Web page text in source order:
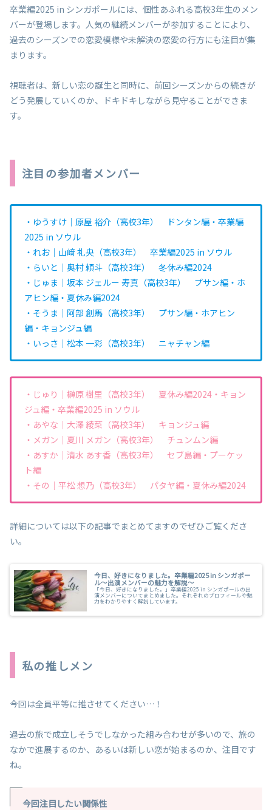
卒業編2025 in シンガポールには、個性あふれる高校3年生のメン
バーが登場します。人気の継続メンバーが参加することにより、
過去のシーズンでの恋愛模様や未解決の恋愛の行方にも注目が集
まります。
視聴者は、新しい恋の誕生と同時に、前回シーズンからの続きが
どう発展していくのか、ドキドキしながら見守ることができま
す。
注目の参加者メンバー
・ゆうすけ｜原屋 裕介（高校3年） ドンタン編・卒業編
2025 in ソウル
・れお｜山﨑 礼央（高校3年） 卒業編2025 in ソウル
・らいと｜奥村 頼斗（高校3年） 冬休み編2024
・じゅま｜坂本 ジェルー 寿真（高校3年） プサン編・ホ
アヒン編・夏休み編2024
・そうま｜阿部 創馬（高校3年） プサン編・ホアヒン
編・キョンジュ編
・いっさ｜松本 一彩（高校3年） ニャチャン編
・じゅり｜榊原 樹里（高校3年） 夏休み編2024・キョン
ジュ編・卒業編2025 in ソウル
・あやな｜大澤 綾菜（高校3年） キョンジュ編
・メガン｜夏川 メガン（高校3年） チュンムン編
・あすか｜清水 あす香（高校3年） セブ島編・プーケッ
ト編
・その｜平松 想乃（高校3年） パタヤ編・夏休み編2024
詳細については以下の記事でまとめてますのでぜひご覧くださ
い。
今日、好きになりました。卒業編2025 in シンガポー
ル～出演メンバーの魅力を解説～
「今日、好きになりました。」卒業編2025 in シンガポールの出
演メンバーについてまとめました。それぞれのプロフィールや魅
力をわかりやすく解説しています。
私の推しメン
今回は全員平等に推させてください…！
過去の旅で成立しそうでしなかった組み合わせが多いので、旅の
なかで進展するのか、あるいは新しい恋が始まるのか、注目です
ね。
今回注目したい関係性